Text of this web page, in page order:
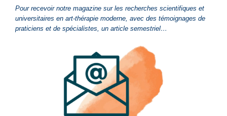
Pour recevoir notre magazine sur les recherches scientifiques et
universitaires en art-thérapie moderne, avec des témoignages de
praticiens et de spécialistes, un article semestriel…